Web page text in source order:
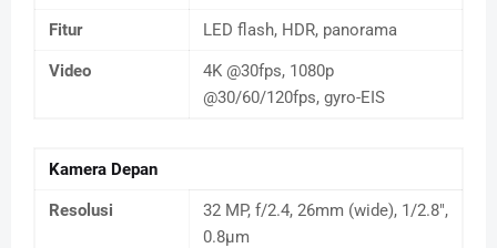
Fitur LED flash, HDR, panorama
Video
4K @30fps, 1080p
@30/60/120fps, gyro-EIS
Kamera Depan
Resolusi
32 MP, f/2.4, 26mm (wide), 1/2.8",
0.8µm